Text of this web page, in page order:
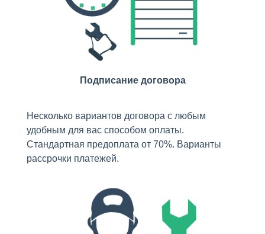
Подписание договора
Несколько вариантов договора с любым
удобным для вас способом оплаты.
Стандартная предоплата от 70%. Варианты
рассрочки платежей.